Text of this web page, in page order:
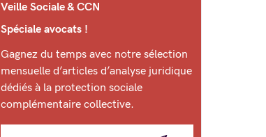
Veille Sociale & CCN
Spéciale avocats !
Gagnez du temps avec notre sélection
mensuelle d’articles d’analyse juridique
dédiés à la protection sociale
complémentaire collective.